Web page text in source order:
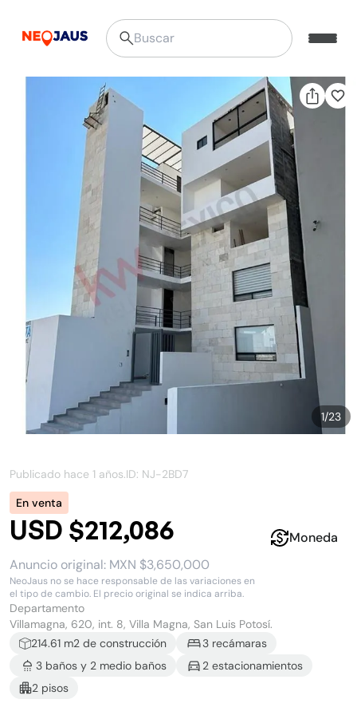
1/23
Publicado hace 1 años.ID: NJ-2BD7
En venta
USD $212,086
Anuncio original: MXN $3,650,000
NeoJaus no se hace responsable de las variaciones en
el tipo de cambio. El precio original se indica arriba.
Moneda
Departamento
Villamagna, 620, int. 8, Villa Magna, San Luis Potosí.
214.61 m2 de construcción 3 recámaras
3 baños y 2 medio baños 2 estacionamientos
2 pisos